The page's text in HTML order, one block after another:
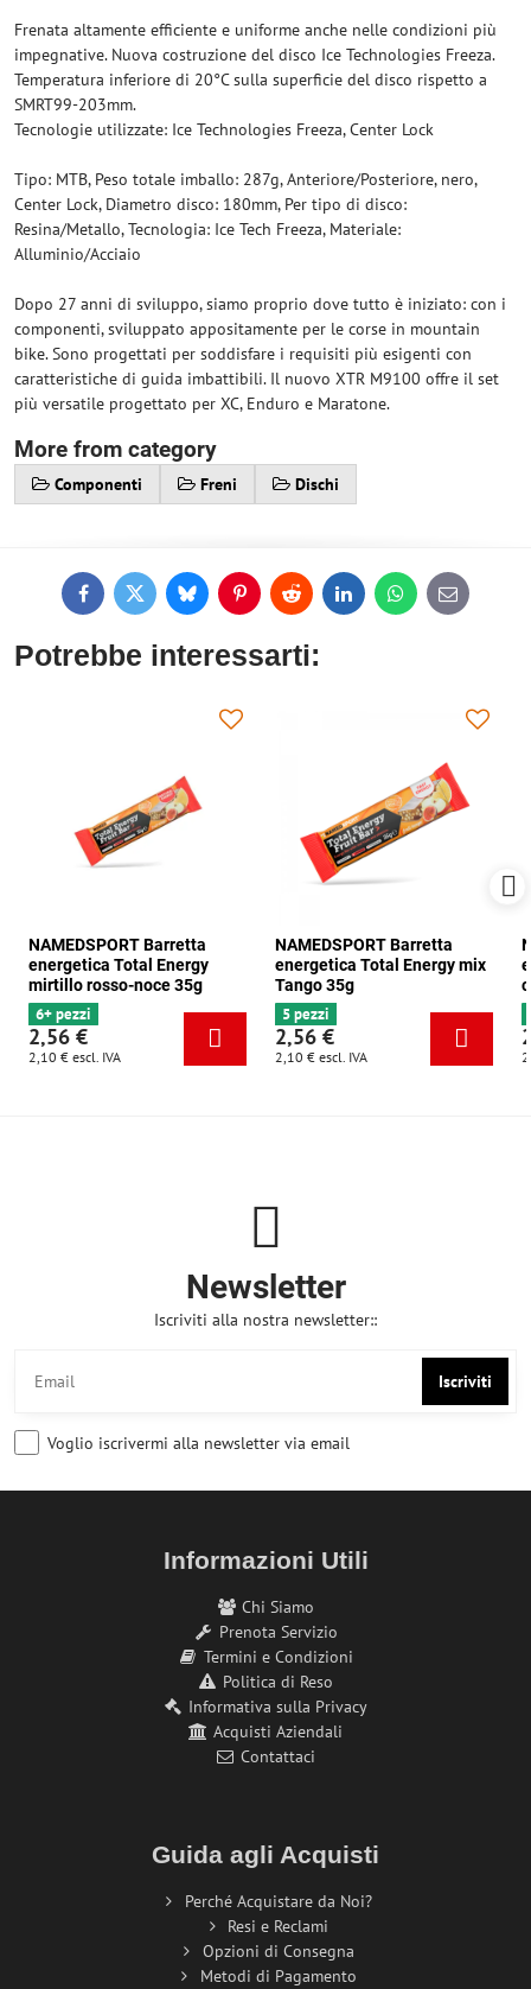
Frenata altamente efficiente e uniforme anche nelle condizioni più
impegnative. Nuova costruzione del disco Ice Technologies Freeza.
Temperatura inferiore di 20°C sulla superficie del disco rispetto a
SMRT99-203mm.
Tecnologie utilizzate: Ice Technologies Freeza, Center Lock
Tipo: MTB, Peso totale imballo: 287g, Anteriore/Posteriore, nero,
Center Lock, Diametro disco: 180mm, Per tipo di disco:
Resina/Metallo, Tecnologia: Ice Tech Freeza, Materiale:
Alluminio/Acciaio
Dopo 27 anni di sviluppo, siamo proprio dove tutto è iniziato: con i
componenti, sviluppato appositamente per le corse in mountain
bike. Sono progettati per soddisfare i requisiti più esigenti con
caratteristiche di guida imbattibili. Il nuovo XTR M9100 offre il set
più versatile progettato per XC, Enduro e Maratone.
More from category
Componenti Freni Dischi
FacebookTwitterBlueskyPinterestReddit LinkedInWhatsApp
E-
mail
Potrebbe interessarti:
NAMEDSPORT Barretta
energetica Total Energy
mirtillo rosso-noce 35g
6+ pezzi
2,56 €
2,10 € escl. IVA
NAMEDSPORT Barretta
energetica Total Energy mix
Tango 35g
5 pezzi
2,56 €
2,10 € escl. IVA
Newsletter
Iscriviti alla nostra newsletter::
Iscriviti
Voglio iscrivermi alla newsletter via email
Informazioni Utili
Chi Siamo
Prenota Servizio
Termini e Condizioni
Politica di Reso
Informativa sulla Privacy
Acquisti Aziendali
Contattaci
Guida agli Acquisti
Perché Acquistare da Noi?
Resi e Reclami
Opzioni di Consegna
Metodi di Pagamento